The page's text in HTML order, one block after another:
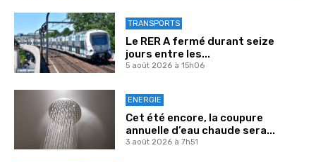
TRANSPORTS
Le RER A fermé durant seize
jours entre les...
5 août 2026 à 15h06
ENERGIE
Cet été encore, la coupure
annuelle d’eau chaude sera...
3 août 2026 à 7h51